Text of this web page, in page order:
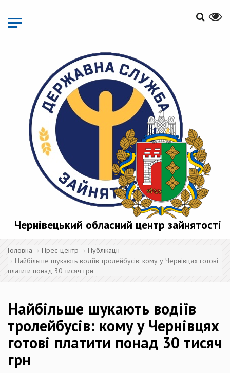
основного
матеріалу
Чернівецький обласний центр зайнятості
Головна Прес-центр
Публікації
Найбільше шукають водіїв тролейбусів: кому у Чернівцях готові
платити понад 30 тисяч грн
Найбільше шукають водіїв
тролейбусів: кому у Чернівцях
готові платити понад 30 тисяч
грн